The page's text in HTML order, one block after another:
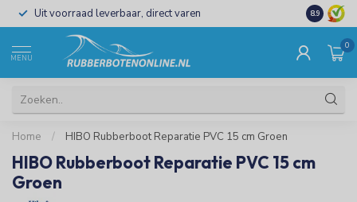
Uit voorraad leverbaar, direct varen Al 15 jaar
8.9
MENU
0
Home / HIBO Rubberboot Reparatie PVC 15 cm Groen
HIBO Rubberboot Reparatie PVC 15 cm
Groen